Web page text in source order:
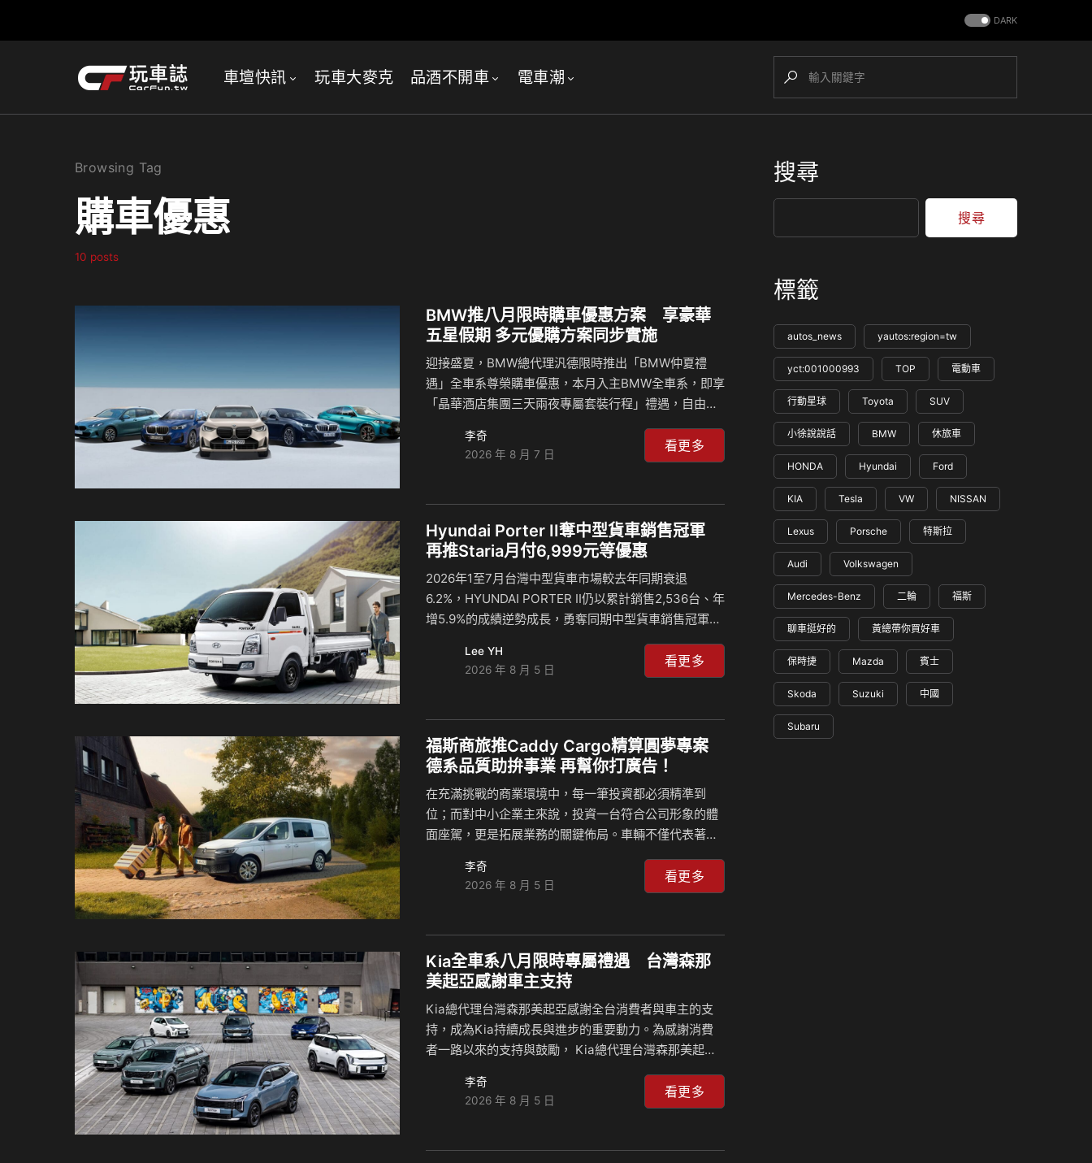
DARK
車壇快訊 玩車大麥克 品酒不開車 電車潮
Browsing Tag
購車優惠
10 posts
BMW推八月限時購車優惠方案 享豪華
五星假期 多元優購方案同步實施
迎接盛夏，BMW總代理汎德限時推出「BMW仲夏禮
遇」全車系尊榮購車優惠，本月入主BMW全車系，即享
「晶華酒店集團三天兩夜專屬套裝行程」禮遇，自由選
設施，開啟專屬於BMW車主的五星假期體驗，整體禮遇
價值超過新台幣3萬元。 此外，BMW同步為車迷打造尊
BMW，亦可選擇BMW Yours多元智選優購方案，全方
面滿足不同購車需求；針對指定車型，BMW更推出限時
升級禮遇，包含一年乙式全險、BMW原廠保養套裝或延
多元的購車方案、完整的售後服務與尊榮生活體驗，
讓…
李奇
2026 年 8 月 7 日
看更多
Hyundai Porter II奪中型貨車銷售冠軍
再推Staria月付6,999元等優惠
2026年1至7月台灣中型貨車市場較去年同期衰退
6.2%，HYUNDAI PORTER II仍以累計銷售2,536台、年
增5.9%的成績逆勢成長，勇奪同期中型貨車銷售冠軍，
PORTER II，展現台灣頭家對HYUNDAI商用車產品實力
與服務品質的肯定。 以PORTER II累積的市場信任為基
式推出「輕鬆做頭家 HYUNDAI來相挺」購車專案，並
由兼顧商務運輸與多元生活需求的STARIA領銜，推出
「100萬元84期、首年月付6,999元」優惠分期方案。5
Lee YH
2026 年 8 月 5 日
看更多
福斯商旅推Caddy Cargo精算圓夢專案
德系品質助拚事業 再幫你打廣告！
在充滿挑戰的商業環境中，每一筆投資都必須精準到
位；而對中小企業主來說，投資一台符合公司形象的體
面座駕，更是拓展業務的關鍵佈局。車輛不僅代表著企
象，進而為生意創造更多契機；台灣福斯商旅力挺頭
家，即日起針對 Caddy Cargo 推出「德系質感 精算圓
主 Caddy Cargo，一起創造更好的生意藍圖。 前三年
每日168元入主Caddy Cargo 福斯商旅再幫你打廣告
Caddy Cargo「德系質感 精算圓夢」專案，以精準的財
元的超低首付，搭配…
李奇
2026 年 8 月 5 日
看更多
Kia全車系八月限時專屬禮遇 台灣森那
美起亞感謝車主支持
Kia總代理台灣森那美起亞感謝全台消費者與車主的支
持，成為Kia持續成長與進步的重要動力。為感謝消費
者一路以來的支持與鼓勵， Kia總代理台灣森那美起亞
首年低月付3,888元起開回家，並依車型提供電子後視
鏡、隔熱紙、丙式車體險、家用充電設備及免費快充等
時，Kia乘用車全車系皆享五年不限里程原廠保固，油
李奇
2026 年 8 月 5 日
看更多
搜尋
搜尋
標籤
autos_news yautos:region=tw
yct:001000993 TOP 電動車
行動星球 Toyota SUV
小徐說說話 BMW 休旅車
HONDA Hyundai Ford
KIA Tesla VW NISSAN
Lexus Porsche 特斯拉
Audi Volkswagen
Mercedes-Benz 二輪 福斯
聊車挺好的 黃總帶你買好車
保時捷 Mazda 賓士
Skoda Suzuki 中國
Subaru